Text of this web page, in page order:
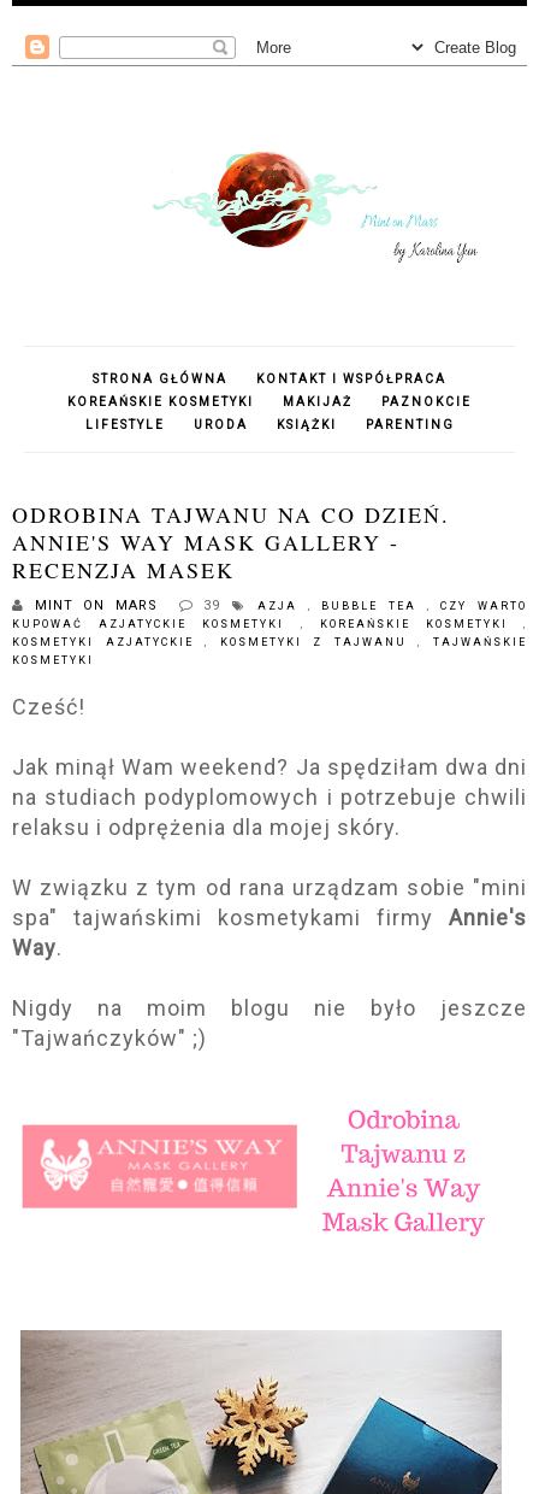
STRONA GŁÓWNA
KONTAKT I WSPÓŁPRACA
KOREAŃSKIE KOSMETYKI
MAKIJAŻ
PAZNOKCIE
LIFESTYLE
URODA KSIĄŻKI PARENTING
ODROBINA TAJWANU NA CO DZIEŃ.
ANNIE'S WAY MASK GALLERY -
RECENZJA MASEK
MINT ON MARS 39 AZJA , BUBBLE TEA ,CZY WARTO
KUPOWAĆ AZJATYCKIE KOSMETYKI , KOREAŃSKIE KOSMETYKI,
KOSMETYKI AZJATYCKIE, KOSMETYKI Z TAJWANU,TAJWAŃSKIE
KOSMETYKI
Cześć!
Jak minął Wam weekend? Ja spędziłam dwa dni
na studiach podyplomowych i potrzebuje chwili
relaksu i odprężenia dla mojej skóry.
W związku z tym od rana urządzam sobie "mini
spa" tajwańskimi kosmetykami firmy Annie's
Way.
Nigdy na moim blogu nie było jeszcze
"Tajwańczyków" ;)